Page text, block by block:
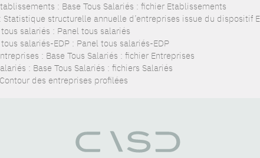
: Base Tous Salariés : fichier Etablissements
: Statistique structurelle annuelle d’entreprises issue du dispositif
salariés : Panel tous salariés
salariés-EDP : Panel tous salariés-EDP
: Base Tous Salariés : fichier Entreprises
: Base Tous Salariés : fichiers Salariés
des entreprises profilées